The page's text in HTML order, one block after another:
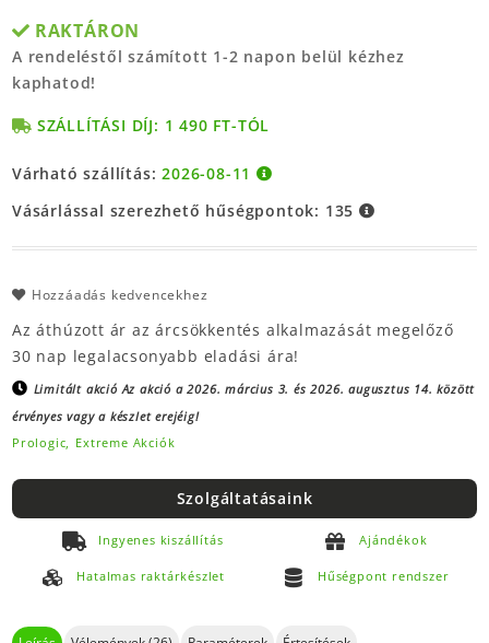
RAKTÁRON
A rendeléstől számított 1-2 napon belül kézhez
kaphatod!
SZÁLLÍTÁSI DÍJ: 1 490 FT-TÓL
Várható szállítás:2026-08-11
Vásárlással szerezhető hűségpontok: 135
Hozzáadás kedvencekhez
Az áthúzott ár az árcsökkentés alkalmazását megelőző
30 nap legalacsonyabb eladási ára!
Limitált akció Az akció a 2026. március 3. és 2026. augusztus 14. között
érvényes vagy a készlet erejéig!
Prologic, Extreme Akciók
Szolgáltatásaink
Ingyenes kiszállítás Ajándékok
Hatalmas raktárkészlet Hűségpont rendszer